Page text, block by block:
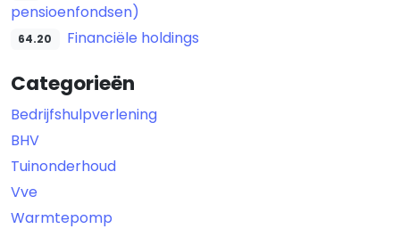
pensioenfondsen)
64.20 Financiële holdings
Categorieën
Bedrijfshulpverlening
BHV
Tuinonderhoud
Vve
Warmtepomp